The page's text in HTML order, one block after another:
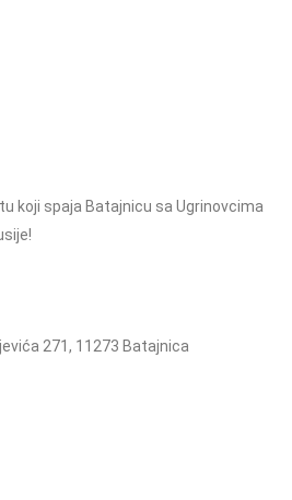
koji spaja Batajnicu sa Ugrinovcima
271, 11273 Batajnica